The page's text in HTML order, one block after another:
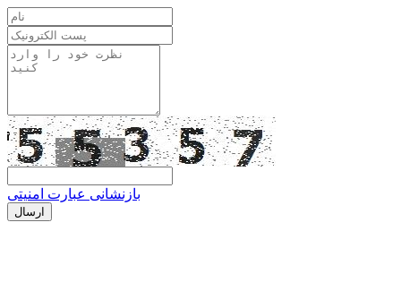
بازنشانی عبارت امنیتی